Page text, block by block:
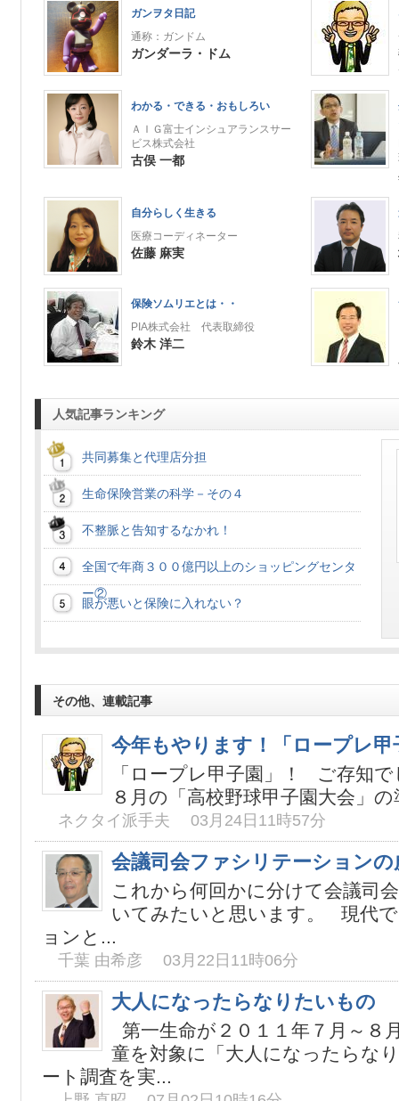
ガンヲタ日記
通称：ガンドム
ガンダーラ・ドム
わかる・できる・おもしろい
ＡＩＧ富士インシュアランスサー
ビス株式会社
古俣 一都
自分らしく生きる
医療コーディネーター
佐藤 麻実
保険ソムリエとは・・
PIA株式会社 代表取締役
鈴木 洋二
人気記事ランキング
共同募集と代理店分担
生命保険営業の科学－その４
不整脈と告知するなかれ！
全国で年商３００億円以上のショッピングセンタ
ー②
眼が悪いと保険に入れない？
その他、連載記事
今年もやります！「ロープレ甲
「ロープレ甲子園」！ ご存知
８月の「高校野球甲子園大会」
ネクタイ派手夫 03月24日11時57分
会議司会ファシリテーション
これから何回かに分けて会議司
いてみたいと思います。 現代
ョンと...
千葉 由希彦 03月22日11時06分
大人になったらなりたいもの
第一生命が２０１１年７月～８
童を対象に「大人になったらな
ート調査を実...